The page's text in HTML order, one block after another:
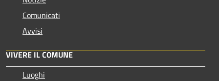
Comunicati
Avvisi
VIVERE IL COMUNE
Luoghi